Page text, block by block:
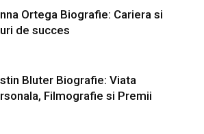
Ortega Biografie: Cariera si
de succes
Bluter Biografie: Viata
Filmografie si Premii